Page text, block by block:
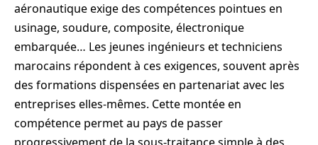
aéronautique exige des compétences pointues en
usinage, soudure, composite, électronique
embarquée… Les jeunes ingénieurs et techniciens
marocains répondent à ces exigences, souvent après
des formations dispensées en partenariat avec les
entreprises elles-mêmes. Cette montée en
compétence permet au pays de passer